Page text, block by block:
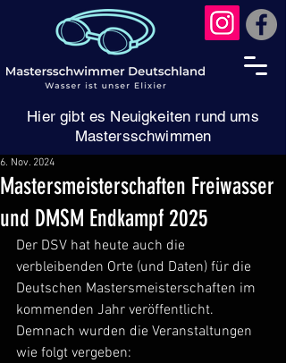
Hier gibt es Neuigkeiten rund ums
Mastersschwimmen
Mastersmeisterschaften Freiwasser
und DMSM Endkampf 2025
6. Nov. 2024
Der DSV hat heute auch die
verbleibenden Orte (und Daten) für die
Deutschen Mastersmeisterschaften im
kommenden Jahr veröffentlicht.
Demnach wurden die Veranstaltungen
wie folgt vergeben: